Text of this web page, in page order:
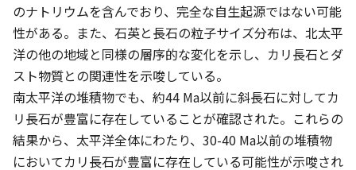
のナトリウムを含んでおり、完全な自生起源ではない可能
性がある。また、石英と長石の粒子サイズ分布は、北太平
洋の他の地域と同様の層序的な変化を示し、カリ長石とダ
スト物質との関連性を示唆している。
南太平洋の堆積物でも、約44 Ma以前に斜長石に対してカ
リ長石が豊富に存在していることが確認された。これらの
結果から、太平洋全体にわたり、30-40 Ma以前の堆積物
においてカリ長石が豊富に存在している可能性が示唆され